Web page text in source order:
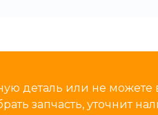
деталь или не можете
запчасть, уточнит